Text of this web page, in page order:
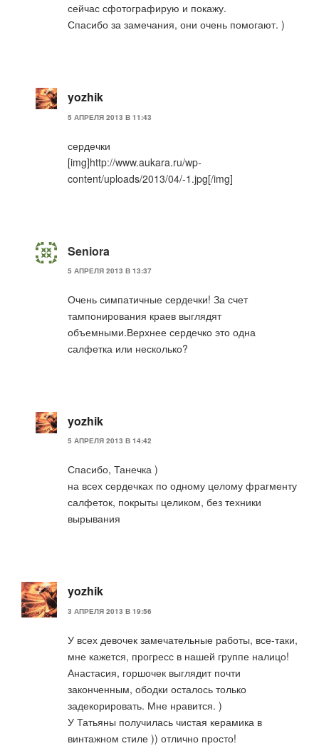
сейчас сфотографирую и покажу.
Спасибо за замечания, они очень помогают. )
yozhik
5 АПРЕЛЯ 2013 В 11:43
сердечки
[img]http://www.aukara.ru/wp-
content/uploads/2013/04/-1.jpg[/img]
Seniora
5 АПРЕЛЯ 2013 В 13:37
Очень симпатичные сердечки! За счет
тампонирования краев выглядят
объемными.Верхнее сердечко это одна
салфетка или несколько?
yozhik
5 АПРЕЛЯ 2013 В 14:42
Спасибо, Танечка )
на всех сердечках по одному целому фрагменту
салфеток, покрыты целиком, без техники
вырывания
yozhik
3 АПРЕЛЯ 2013 В 19:56
У всех девочек замечательные работы, все-таки,
мне кажется, прогресс в нашей группе налицо!
Анастасия, горшочек выглядит почти
законченным, ободки осталось только
задекорировать. Мне нравится. )
У Татьяны получилась чистая керамика в
винтажном стиле )) отлично просто!